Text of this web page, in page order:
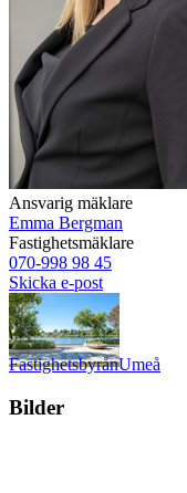
Ansvarig mäklare
Emma Bergman
Fastighetsmäklare
070-998 98 45
Skicka e-post
FastighetsbyrånUmeå
Bilder